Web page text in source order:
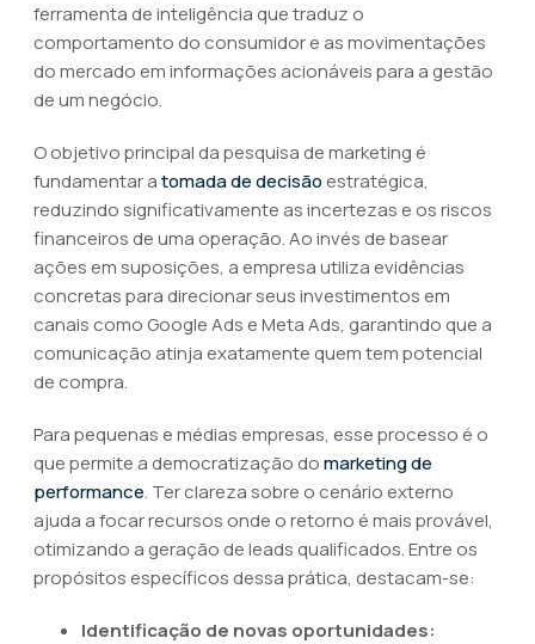
ferramenta de inteligência que traduz o
comportamento do consumidor e as movimentações
do mercado em informações acionáveis para a gestão
de um negócio.
O objetivo principal da pesquisa de marketing é
fundamentar atomada de decisão estratégica,
reduzindo significativamente as incertezas e os riscos
financeiros de uma operação. Ao invés de basear
ações em suposições, a empresa utiliza evidências
concretas para direcionar seus investimentos em
canais como Google Ads e Meta Ads, garantindo que a
comunicação atinja exatamente quem tem potencial
de compra.
Para pequenas e médias empresas, esse processo é o
que permite a democratização domarketing de
performance. Ter clareza sobre o cenário externo
ajuda a focar recursos onde o retorno é mais provável,
otimizando a geração de leads qualificados. Entre os
propósitos específicos dessa prática, destacam-se:
Identificação de novas oportunidades: